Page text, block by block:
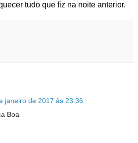
tudo que fiz na noite anterior.
janeiro de 2017 às 23:36
Boa